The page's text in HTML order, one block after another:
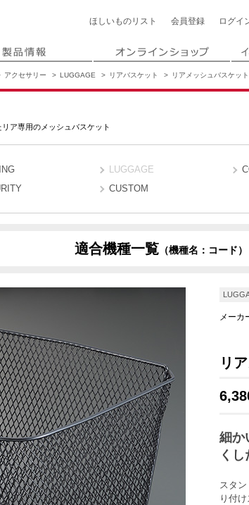
ほしいもの リスト 会員登録 ログイ
アクセサリー LUGGAGE リアバスケット リアメッシュバスケット
ア専用のメッシュバスケット
LUGGAGE
CUSTOM
適合機種一覧 （機種名：コード）
メーカ
リ
細か
く
スタ
り付